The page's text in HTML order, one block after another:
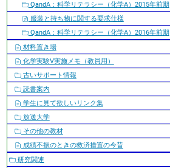
QandA：科学リテラシー（化学A）2015年前期
服装と持ち物に関する要求仕様
QandA：科学リテラシー（化学A）2016年前期
材料置き場
化学実験V実施メモ（教員用）
古いサポート情報
読書案内
学生に見て欲しいリンク集
放送大学
その他の教材
成績不振のときの救済措置の今昔
研究関連